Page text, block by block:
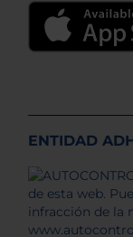
ENTIDAD